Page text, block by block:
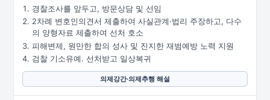
경찰조사를 앞두고, 방문상담 및 선임
2차례 변호인의견서 제출하여 사실관계·법리 주장하고, 다수
의 양형자료 제출하여 선처 호소
피해변제, 원만한 합의 성사 및 진지한 재범예방 노력 지원
검찰 기소유예. 선처받고 일상복귀
의제강간·의제추행 해설